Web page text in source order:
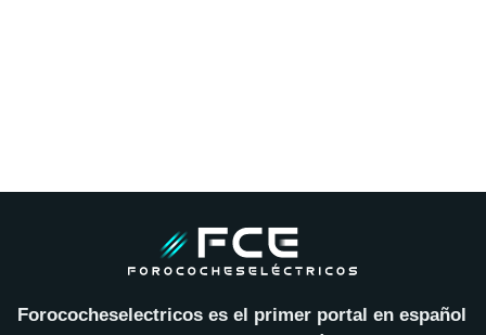
Forococheselectricos es el primer portal en español